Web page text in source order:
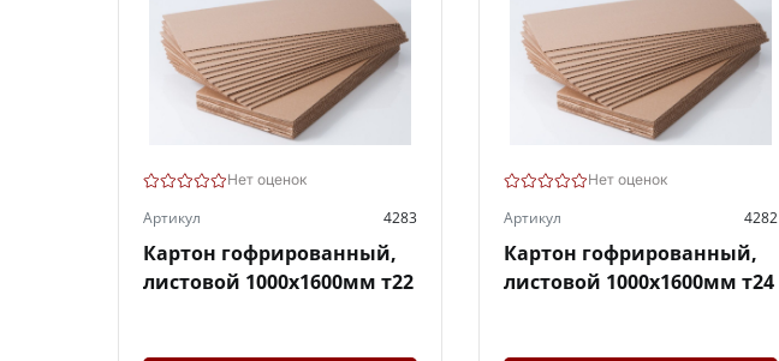
Нет оценок
Артикул 4283
Картон гофрированный,
листовой 1000х1600мм т22
Нет оценок
Артикул 4282
Картон гофрированный,
листовой 1000х1600мм т24